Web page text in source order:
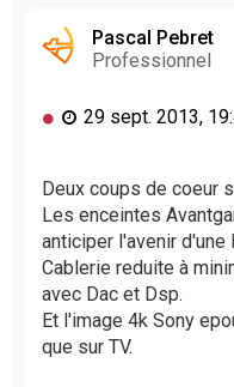
Pascal Pebret
Professionnel
M
s
a
g
e
n
o
n
l
29 sept. 2013,
Deux coups de coeur
Les enceintes
anticiper l'avenir
Cablerie reduite à
avec Dac et Dsp.
Et l'image 4k Sony
que sur TV.